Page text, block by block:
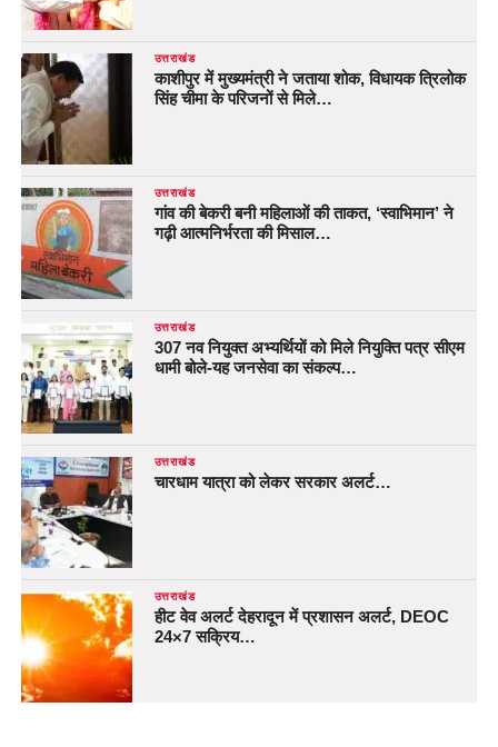
उत्तराखंड
काशीपुर में मुख्यमंत्री ने जताया शोक, विधायक त्रिलोक
सिंह चीमा के परिजनों से मिले…
उत्तराखंड
गांव की बेकरी बनी महिलाओं की ताकत, ‘स्वाभिमान’ ने
गढ़ी आत्मनिर्भरता की मिसाल…
उत्तराखंड
307 नव नियुक्त अभ्यर्थियों को मिले नियुक्ति पत्र सीएम
धामी बोले-यह जनसेवा का संकल्प…
उत्तराखंड
चारधाम यात्रा को लेकर सरकार अलर्ट…
उत्तराखंड
हीट वेव अलर्ट देहरादून में प्रशासन अलर्ट, DEOC
24×7 सक्रिय…